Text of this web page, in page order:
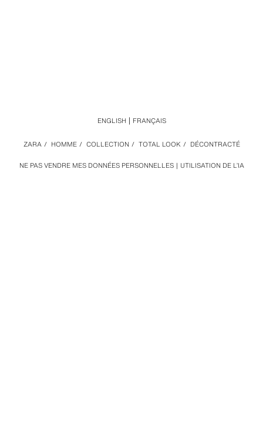
NE PAS VENDRE MES DONNÉES PERSONNELLES UTILISATION DE L’IA
ZARA / HOMME / COLLECTION / TOTAL LOOK / DÉCONTRACTÉ
ENGLISH FRANÇAIS